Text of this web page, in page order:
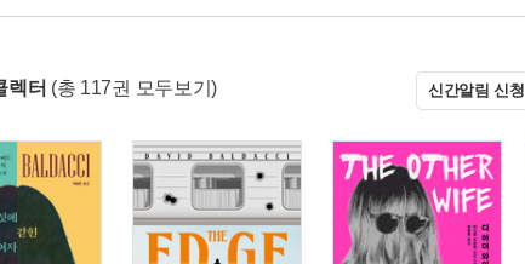
렉터 (총 117권 모두보기) 신간알림 신청